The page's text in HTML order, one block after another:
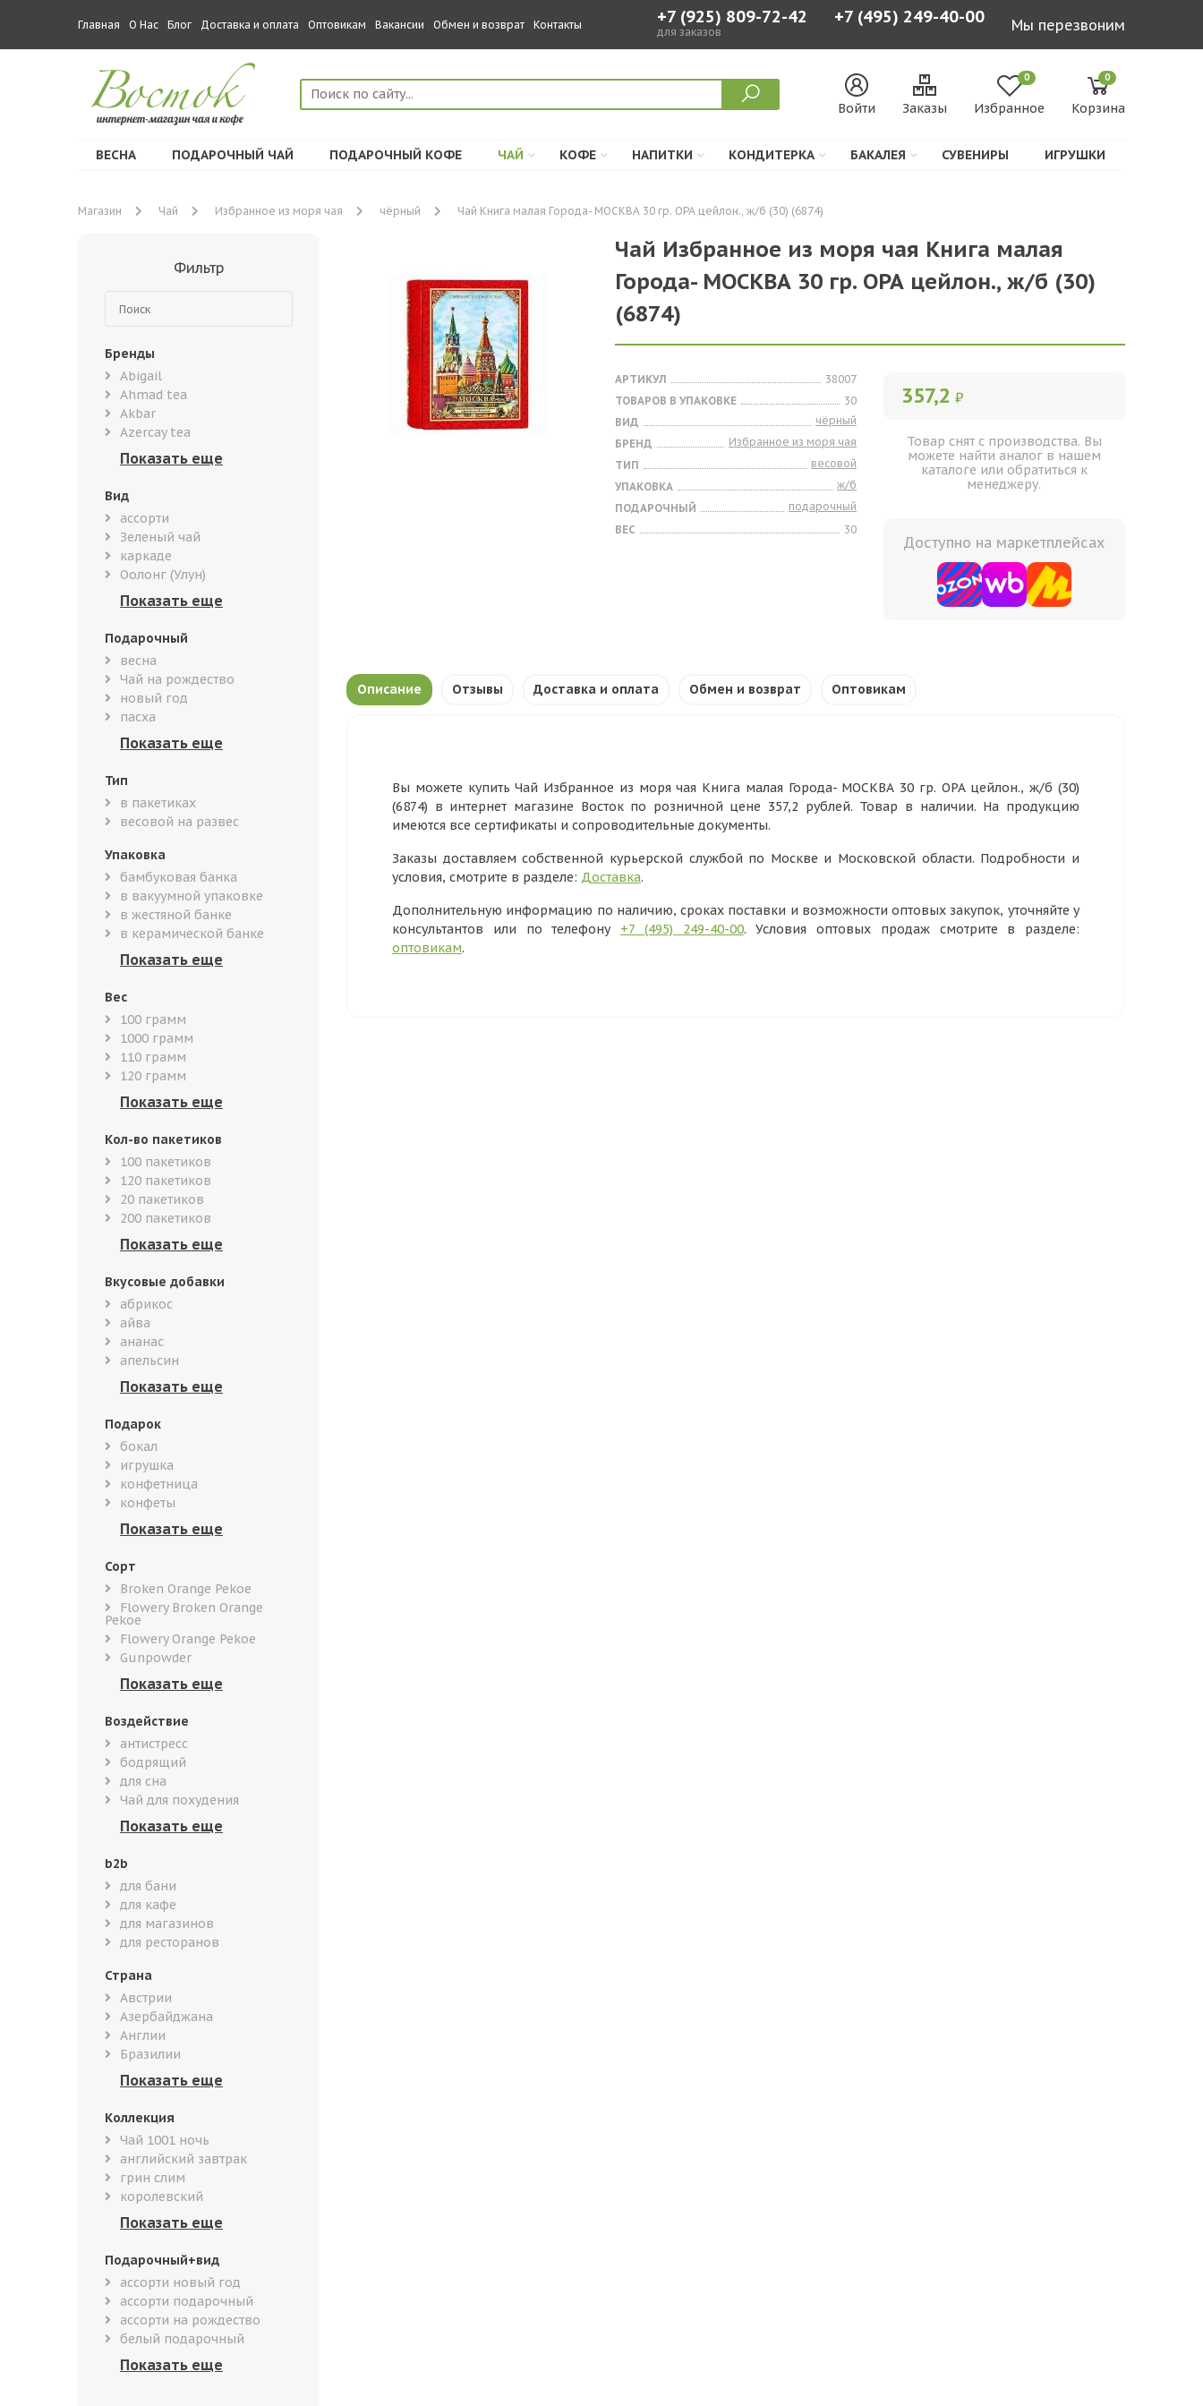
Главная О Нас Блог Доставка и оплата Оптовикам Вакансии Обмен и возврат Контакты +7 (925) 809-72-42
для заказов
+7 (495) 249-40-00 Мы перезвоним
Войти Заказы
0
Избранное
0
Корзина
ВЕСНА ПОДАРОЧНЫЙ ЧАЙ ПОДАРОЧНЫЙ КОФЕ ЧАЙ КОФЕ НАПИТКИ КОНДИТЕРКА БАКАЛЕЯ СУВЕНИРЫ ИГРУШКИ
Магазин Чай Избранное из моря чая чёрный Чай Книга малая Города- МОСКВА 30 гр. ОРА цейлон., ж/б (30) (6874)
Фильтр
Бренды
Abigail
Ahmad tea
Akbar
Azercay tea
Вид
ассорти
Зеленый чай
каркаде
Оолонг (Улун)
Подарочный
весна
Чай на рождество
новый год
пасха
Тип
в пакетиках
весовой на развес
Упаковка
бамбуковая банка
в вакуумной упаковке
в жестяной банке
в керамической банке
Вес
100 грамм
1000 грамм
110 грамм
120 грамм
Кол-во пакетиков
100 пакетиков
120 пакетиков
20 пакетиков
200 пакетиков
Вкусовые добавки
абрикос
айва
ананас
апельсин
Подарок
бокал
игрушка
конфетница
конфеты
Сорт
Broken Orange Pekoe
Flowery Broken Orange
Pekoe
Flowery Orange Pekoe
Gunpowder
Воздействие
антистресс
бодрящий
для сна
Чай для похудения
b2b
для бани
для кафе
для магазинов
для ресторанов
Страна
Австрии
Азербайджана
Англии
Бразилии
Коллекция
Чай 1001 ночь
английский завтрак
грин слим
королевский
Подарочный+вид
ассорти новый год
ассорти подарочный
ассорти на рождество
белый подарочный
Чай Избранное из моря чая Книга малая
Города- МОСКВА 30 гр. ОРА цейлон., ж/б (30)
(6874)
АРТИКУЛ
38007
ТОВАРОВ В УПАКОВКЕ
30
ВИД
чёрный
БРЕНД
Избранное из моря чая
ТИП
весовой
УПАКОВКА
ж/б
ПОДАРОЧНЫЙ
подарочный
ВЕС
30
357,2 ₽
Товар снят с производства. Вы
можете найти аналог в нашем
каталоге или обратиться к
менеджеру.
Доступно на маркетплейсах
Описание Отзывы Доставка и оплата Обмен и возврат Оптовикам
Вы можете купить Чай Избранное из моря чая Книга малая Города- МОСКВА 30 гр. ОРА цейлон., ж/б (30)
(6874) в интернет магазине Восток по розничной цене 357,2 рублей. Товар в наличии. На продукцию
имеются все сертификаты и сопроводительные документы.
Заказы доставляем собственной курьерской службой по Москве и Московской области. Подробности и
условия, смотрите в разделе: Доставка.
Дополнительную информацию по наличию, сроках поставки и возможности оптовых закупок, уточняйте у
консультантов или по телефону +7 (495) 249-40-00. Условия оптовых продаж смотрите в разделе:
оптовикам.